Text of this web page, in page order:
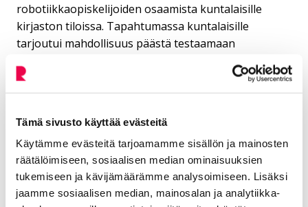
Tämä sivusto käyttää evästeitä
Käytämme evästeitä tarjoamamme sisällön ja mainosten
räätälöimiseen, sosiaalisen median ominaisuuksien
tukemiseen ja kävijämäärämme analysoimiseen. Lisäksi
jaamme sosiaalisen median, mainosalan ja analytiikka-
robotiikkaopiskelijoiden osaamista kuntalaisille
kirjaston tiloissa. Tapahtumassa kuntalaisille
tarjoutui mahdollisuus päästä testaamaan
opiskelijoiden suunnittelemia ja rakentamia
robotteja sekä keskustelemaan robotiikasta.
Lisää aiheesta: Kokeiluja ja